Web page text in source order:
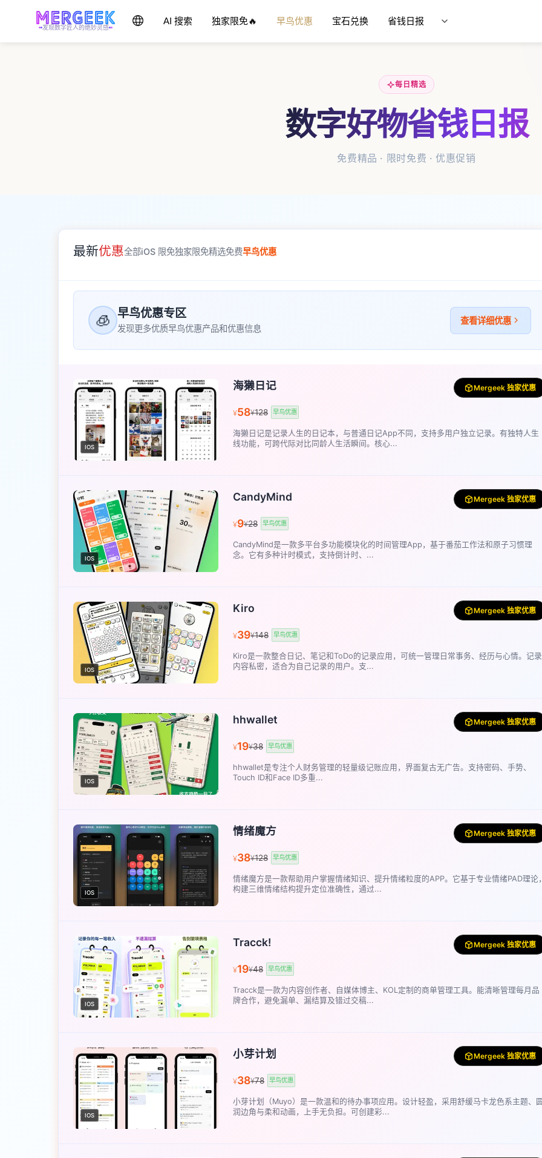
发现数字匠人的绝妙灵感
AI 搜索 独家限免🔥 早鸟优惠 宝石兑换 省钱日报
每日精选
数字好物省钱日报
免费精品 · 限时免费 · 优惠促销
最新优惠全部iOS 限免独家限免精选免费早鸟优惠
🧊 早鸟优惠专区
发现更多优质早鸟优惠产品和优惠信息
查看详细优惠
IOS
海獭日记 Mergeek 独家优惠
¥58¥128 早鸟优惠
海獭日记是记录人生的日记本，与普通日记App不同，支持多用户独立记录。有独特人生
线功能，可跨代际对比同龄人生活瞬间。核心...
IOS
CandyMind Mergeek 独家优惠
¥9¥28 早鸟优惠
CandyMind是一款多平台多功能模块化的时间管理App，基于番茄工作法和原子习惯理
念。它有多种计时模式，支持倒计时、...
IOS
Kiro Mergeek 独家优惠
¥39¥148 早鸟优惠
Kiro是一款整合日记、笔记和ToDo的记录应用，可统一管理日常事务、经历与心情。记录
内容私密，适合为自己记录的用户。支...
IOS
hhwallet Mergeek 独家优惠
¥19¥38 早鸟优惠
hhwallet是专注个人财务管理的轻量级记账应用，界面复古无广告。支持密码、手势、
Touch ID和Face ID多重...
IOS
情绪魔方 Mergeek 独家优惠
¥38¥128 早鸟优惠
情绪魔方是一款帮助用户掌握情绪知识、提升情绪粒度的APP。它基于专业情绪PAD理论
构建三维情绪结构提升定位准确性，通过...
IOS
Tracck! Mergeek 独家优惠
¥19¥48 早鸟优惠
Tracck是一款为内容创作者、自媒体博主、KOL定制的商单管理工具。能清晰管理每月品
牌合作，避免漏单、漏结算及错过交稿...
IOS
小芽计划 Mergeek 独家优惠
¥38¥78 早鸟优惠
小芽计划（Muyo）是一款温和的待办事项应用。设计轻盈，采用舒缓马卡龙色系主题、
润边角与柔和动画，上手无负担。可创建彩...